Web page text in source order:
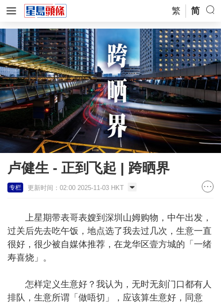
繁 简
卢健生 - 正到飞起 | 跨晒界
专栏 更新时间：02:00 2025-11-03 HKT
上星期带表哥表嫂到深圳山姆购物，中午出发，
过关后先去吃午饭，地点选了我去过几次，生意一直
很好，很少被自媒体推荐，在龙华区壹方城的「一绪
寿喜烧」。
怎样定义生意好？我认为，无时无刻门口都有人
排队，生意所谓「做唔切」，应该算生意好，同意